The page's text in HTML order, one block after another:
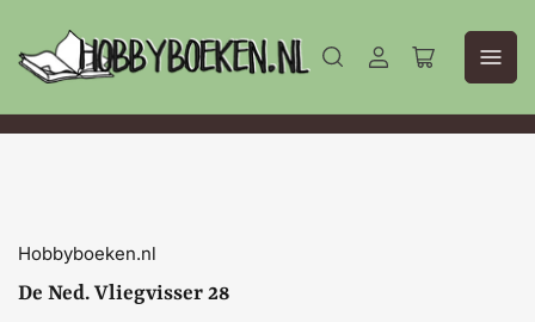
Aanmelden
Mini-
winkelwagen
openen
Hobbyboeken.nl
De Ned. Vliegvisser 28